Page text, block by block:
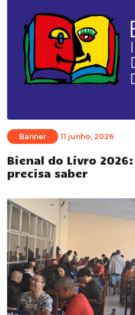
Banner 11 junho, 2026
Bienal do Livro
precisa saber